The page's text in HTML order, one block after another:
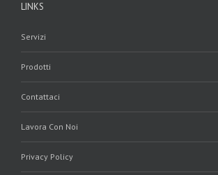
LINKS
Servizi
Prodotti
Contattaci
Lavora Con Noi
Privacy Policy